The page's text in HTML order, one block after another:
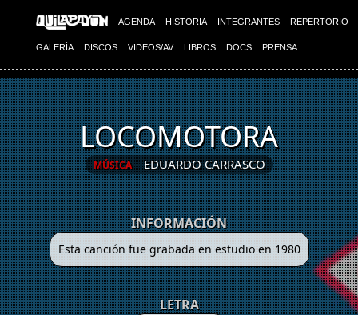
AGENDA HISTORIA INTEGRANTES REPERTORIO
GALERÍA DISCOS VIDEOS/AV LIBROS DOCS PRENSA
LOCOMOTORA
MÚSICA EDUARDO CARRASCO
INFORMACIÓN
Esta canción fue grabada en estudio en 1980
LETRA